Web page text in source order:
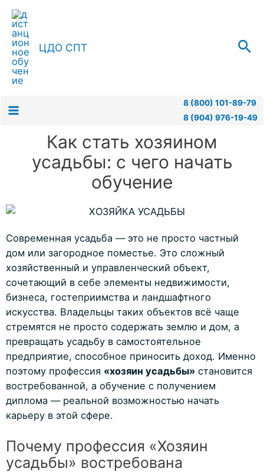
ЦДО СПТ
8 (800) 101-89-79
8 (904) 976-19-49
Как стать хозяином
усадьбы: с чего начать
обучение
Современная усадьба — это не просто частный
дом или загородное поместье. Это сложный
хозяйственный и управленческий объект,
сочетающий в себе элементы недвижимости,
бизнеса, гостеприимства и ландшафтного
искусства. Владельцы таких объектов всё чаще
стремятся не просто содержать землю и дом, а
превращать усадьбу в самостоятельное
предприятие, способное приносить доход. Именно
поэтому профессия «хозяин усадьбы» становится
востребованной, а обучение с получением
диплома — реальной возможностью начать
карьеру в этой сфере.
Почему профессия «Хозяин
усадьбы» востребована